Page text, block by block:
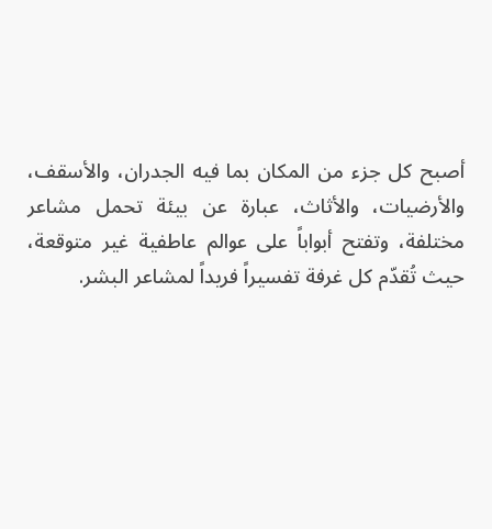
أصبح كل جزء من المكان بما فيه الجدران، والأسقف،
والأرضيات، والأثاث، عبارة عن بيئة تحمل مشاعر
مختلفة، وتفتح أبواباً على عوالم عاطفية غير متوقعة،
حيث تُقدّم كل غرفة تفسيراً فريداً لمشاعر البشر.